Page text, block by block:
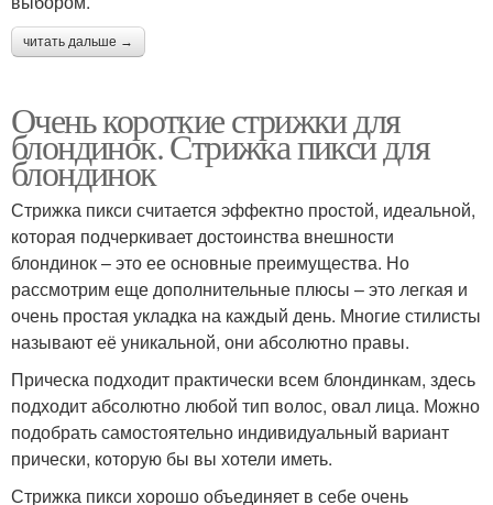
читать дальше →
Очень короткие стрижки для
блондинок. Стрижка пикси для
блондинок
Стрижка пикси считается эффектно простой, идеальной,
которая подчеркивает достоинства внешности
блондинок – это ее основные преимущества. Но
рассмотрим еще дополнительные плюсы – это легкая и
очень простая укладка на каждый день. Многие стилисты
называют её уникальной, они абсолютно правы.
Прическа подходит практически всем блондинкам, здесь
подходит абсолютно любой тип волос, овал лица. Можно
подобрать самостоятельно индивидуальный вариант
прически, которую бы вы хотели иметь.
Стрижка пикси хорошо объединяет в себе очень